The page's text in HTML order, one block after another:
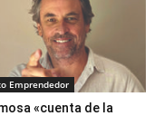
Emprendedor
«cuenta de la